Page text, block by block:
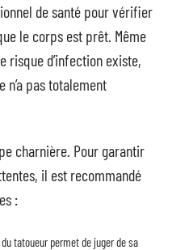
de santé pour vérifier
le corps est prêt. Même
risque d’infection existe,
pas totalement
charnière. Pour garantir
il est recommandé
:
tatoueur permet de juger de sa